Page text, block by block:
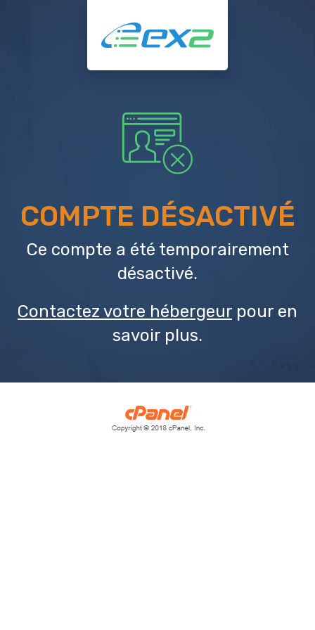
COMPTE DÉSACTIVÉ
Ce compte a été temporairement
désactivé.
Contactez votre hébergeur pour en
savoir plus.